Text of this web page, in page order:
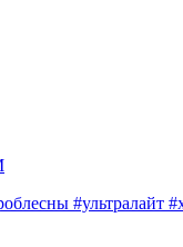
#ультралайт